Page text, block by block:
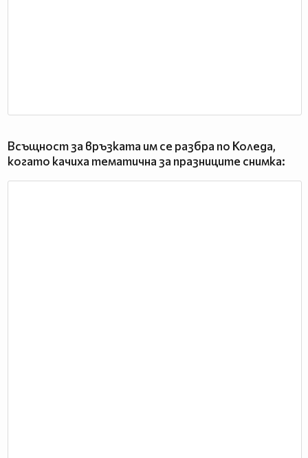
Всъщност за връзката им се разбра по Коледа,
когато качиха тематична за празниците снимка: